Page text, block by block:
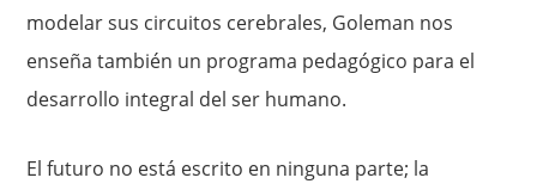
modelar sus circuitos cerebrales, Goleman nos
enseña también un programa pedagógico para el
desarrollo integral del ser humano.
El futuro no está escrito en ninguna parte; la